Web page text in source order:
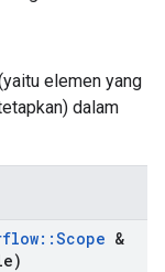
elemen yang
dalam
::Scope &